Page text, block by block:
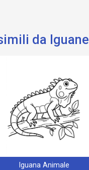
da Iguane
Iguana Animale